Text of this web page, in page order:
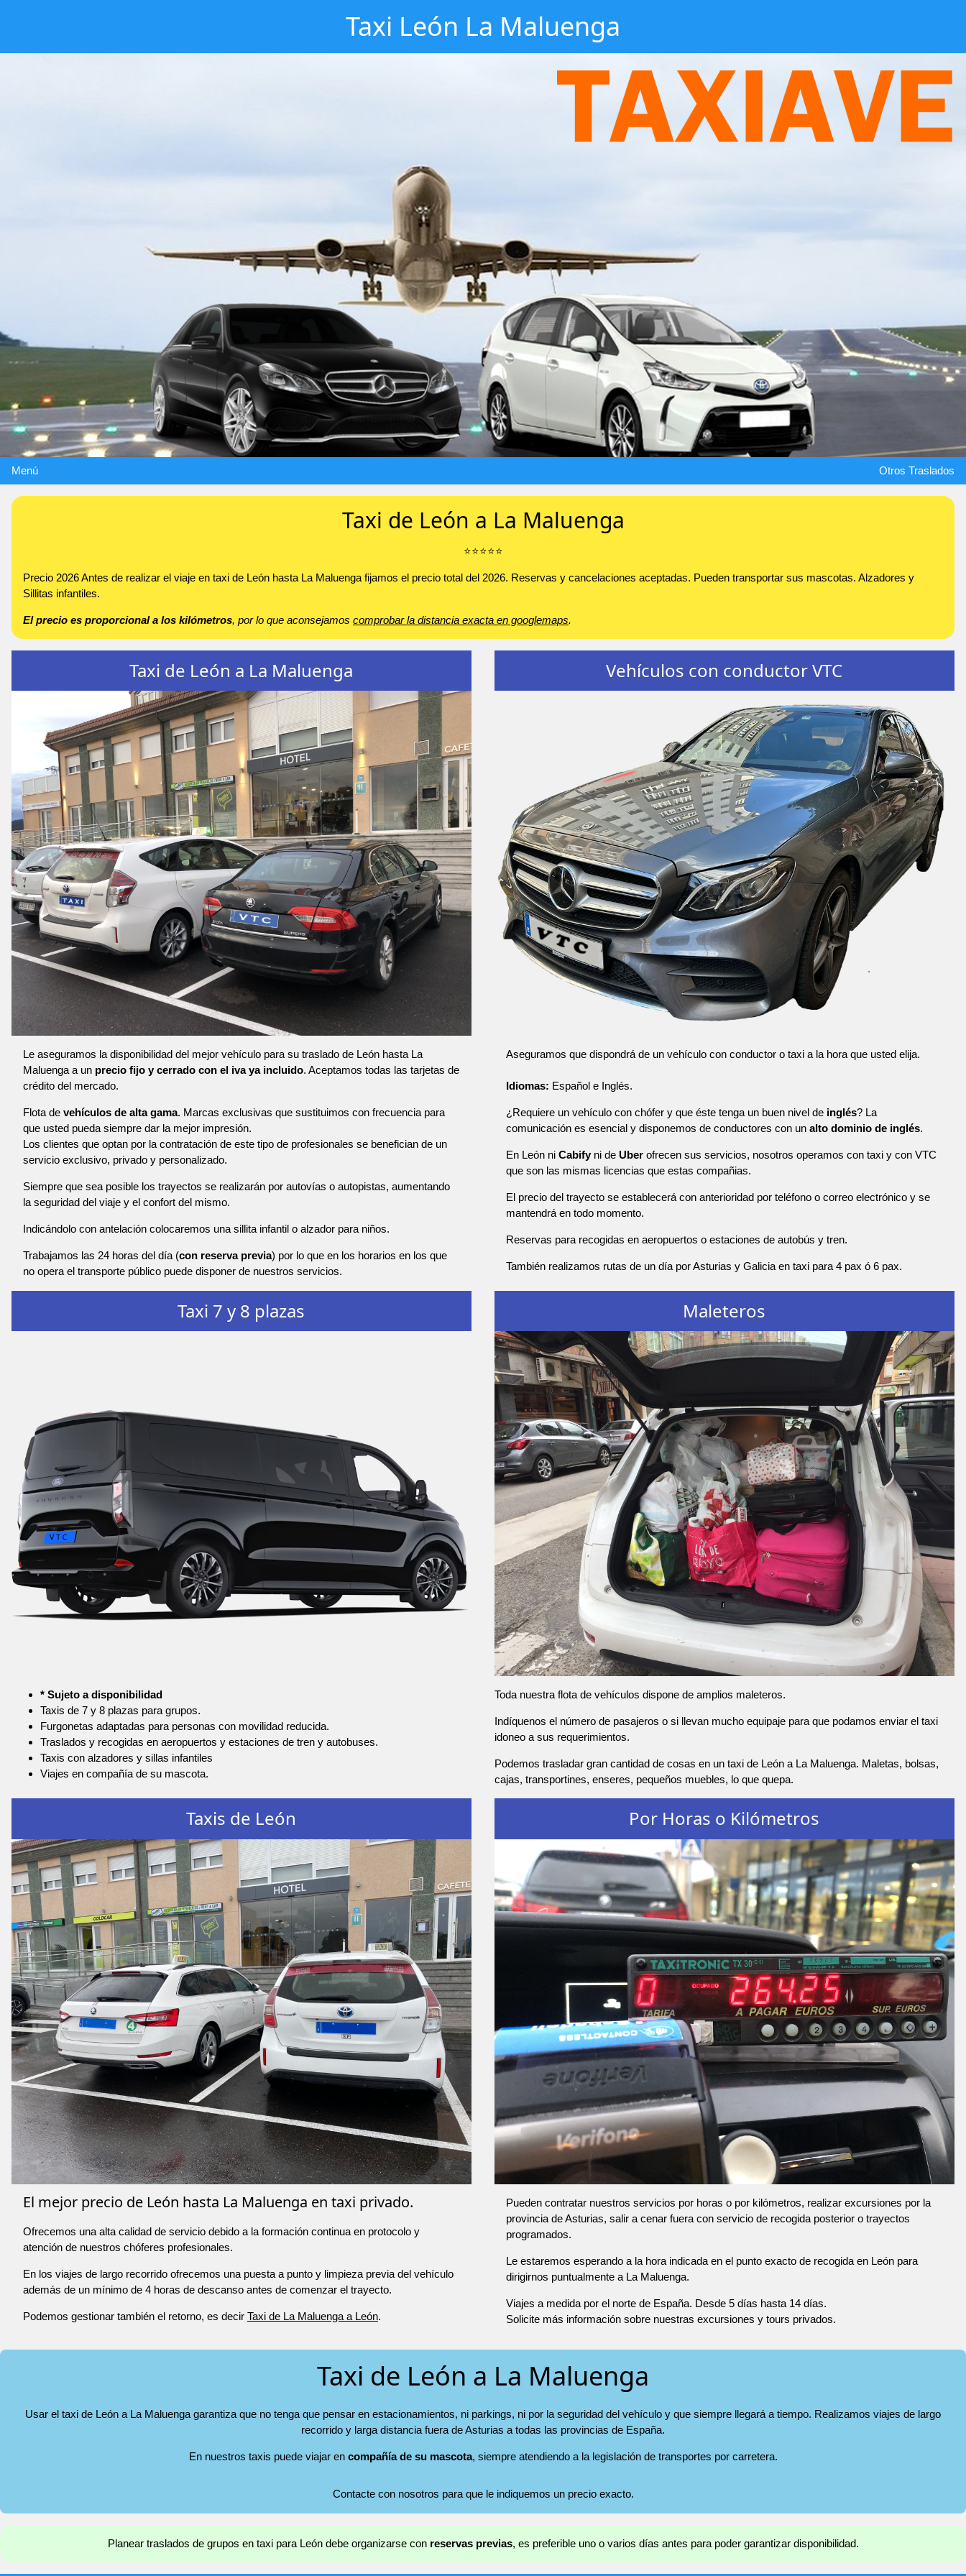
Taxi León La Maluenga
Menú Otros Traslados
Taxi de León a La Maluenga
⭐️⭐️⭐️⭐️⭐️
Precio 2026 Antes de realizar el viaje en taxi de León hasta La Maluenga fijamos el precio total del 2026. Reservas y cancelaciones aceptadas. Pueden transportar sus mascotas. Alzadores y
Sillitas infantiles.
El precio es proporcional a los kilómetros, por lo que aconsejamos comprobar la distancia exacta en googlemaps.
Taxi de León a La Maluenga
Le aseguramos la disponibilidad del mejor vehículo para su traslado de León hasta La
Maluenga a un precio fijo y cerrado con el iva ya incluido. Aceptamos todas las tarjetas de
crédito del mercado.
Flota de vehículos de alta gama. Marcas exclusivas que sustituimos con frecuencia para
que usted pueda siempre dar la mejor impresión.
Los clientes que optan por la contratación de este tipo de profesionales se benefician de un
servicio exclusivo, privado y personalizado.
Siempre que sea posible los trayectos se realizarán por autovías o autopistas, aumentando
la seguridad del viaje y el confort del mismo.
Indicándolo con antelación colocaremos una sillita infantil o alzador para niños.
Trabajamos las 24 horas del día (con reserva previa) por lo que en los horarios en los que
no opera el transporte público puede disponer de nuestros servicios.
Vehículos con conductor VTC
Aseguramos que dispondrá de un vehículo con conductor o taxi a la hora que usted elija.
Idiomas: Español e Inglés.
¿Requiere un vehículo con chófer y que éste tenga un buen nivel de inglés? La
comunicación es esencial y disponemos de conductores con un alto dominio de inglés.
En León ni Cabifyni de Uberofrecen sus servicios, nosotros operamos con taxi y con VTC
que son las mismas licencias que estas compañias.
El precio del trayecto se establecerá con anterioridad por teléfono o correo electrónico y se
mantendrá en todo momento.
Reservas para recogidas en aeropuertos o estaciones de autobús y tren.
También realizamos rutas de un día por Asturias y Galicia en taxi para 4 pax ó 6 pax.
Taxi 7 y 8 plazas
* Sujeto a disponibilidad
Taxis de 7 y 8 plazas para grupos.
Furgonetas adaptadas para personas con movilidad reducida.
Traslados y recogidas en aeropuertos y estaciones de tren y autobuses.
Taxis con alzadores y sillas infantiles
Viajes en compañía de su mascota.
Maleteros
Toda nuestra flota de vehículos dispone de amplios maleteros.
Indíquenos el número de pasajeros o si llevan mucho equipaje para que podamos enviar el taxi
idoneo a sus requerimientos.
Podemos trasladar gran cantidad de cosas en un taxi de León a La Maluenga. Maletas, bolsas,
cajas, transportines, enseres, pequeños muebles, lo que quepa.
Taxis de León
El mejor precio de León hasta La Maluenga en taxi privado.
Ofrecemos una alta calidad de servicio debido a la formación continua en protocolo y
atención de nuestros chóferes profesionales.
En los viajes de largo recorrido ofrecemos una puesta a punto y limpieza previa del vehículo
además de un mínimo de 4 horas de descanso antes de comenzar el trayecto.
Podemos gestionar también el retorno, es decir Taxi de La Maluenga a León.
Por Horas o Kilómetros
Pueden contratar nuestros servicios por horas o por kilómetros, realizar excursiones por la
provincia de Asturias, salir a cenar fuera con servicio de recogida posterior o trayectos
programados.
Le estaremos esperando a la hora indicada en el punto exacto de recogida en León para
dirigirnos puntualmente a La Maluenga.
Viajes a medida por el norte de España. Desde 5 días hasta 14 días.
Solicite más información sobre nuestras excursiones y tours privados.
Taxi de León a La Maluenga
Usar el taxi de León a La Maluenga garantiza que no tenga que pensar en estacionamientos, ni parkings, ni por la seguridad del vehículo y que siempre llegará a tiempo. Realizamos viajes de largo
recorrido y larga distancia fuera de Asturias a todas las provincias de España.
En nuestros taxis puede viajar en compañía de su mascota, siempre atendiendo a la legislación de transportes por carretera.
Contacte con nosotros para que le indiquemos un precio exacto.
Planear traslados de grupos en taxi para León debe organizarse con reservas previas, es preferible uno o varios días antes para poder garantizar disponibilidad.